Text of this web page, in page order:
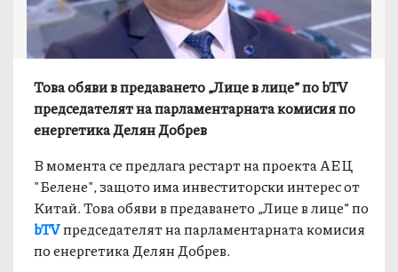
Това обяви в предаването „Лице в лице” по bTV
председателят на парламентарната комисия по
енергетика Делян Добрев
В момента се предлага рестарт на проекта АЕЦ
"Белене", защото има инвеститорски интерес от
Китай. Това обяви в предаването „Лице в лице” по
bTVпредседателят на парламентарната комисия
по енергетика Делян Добрев.